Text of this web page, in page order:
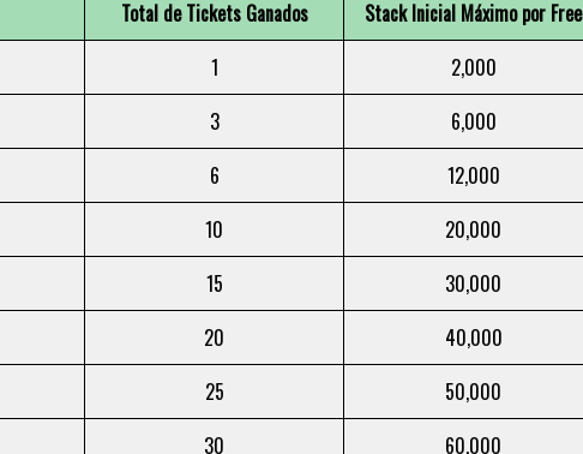
Total de Tickets Ganados
Stack Inicial Máximo por Free
1
2,000
3
6,000
6
12,000
10
20,000
15
30,000
20
40,000
25
50,000
30
60,000